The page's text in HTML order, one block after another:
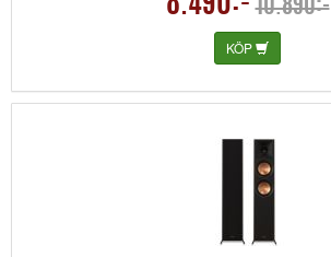
5 månaders användning så är "mastern" på
andra gång efter att ljudet slutat fungera igen.
10.890:-
KÖP